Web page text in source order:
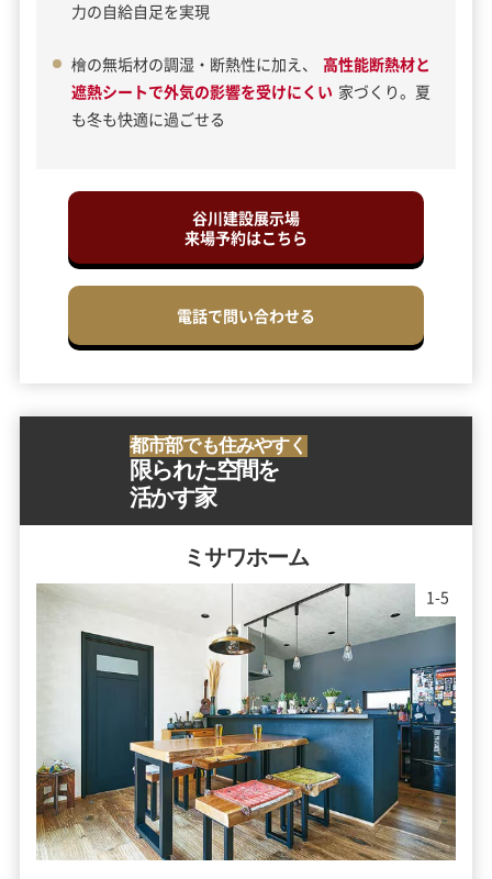
力の自給自足を実現
檜の無垢材の調湿・断熱性に加え、
高性能断熱材と
遮熱シートで外気の影響を受けにくい 家づくり。夏
も冬も快適に過ごせる
谷川建設展示場
来場予約はこちら
電話で問い合わせる
都市部でも住みやすく
限られた空間を
活かす家
ミサワホーム
1-5